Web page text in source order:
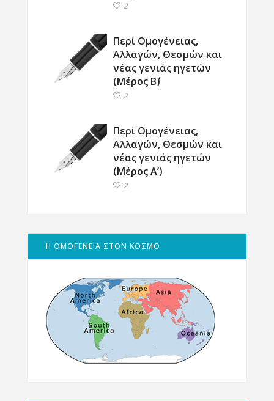
2
Περί Ομογένειας,
Αλλαγών, Θεσμών και
νέας γενιάς ηγετών
(Μέρος Β΄)
2
Περί Ομογένειας,
Αλλαγών, Θεσμών και
νέας γενιάς ηγετών
(Μέρος Α’)
2
Η ΟΜΟΓΕΝΕΙΑ ΣΤΟΝ ΚΟΣΜΟ